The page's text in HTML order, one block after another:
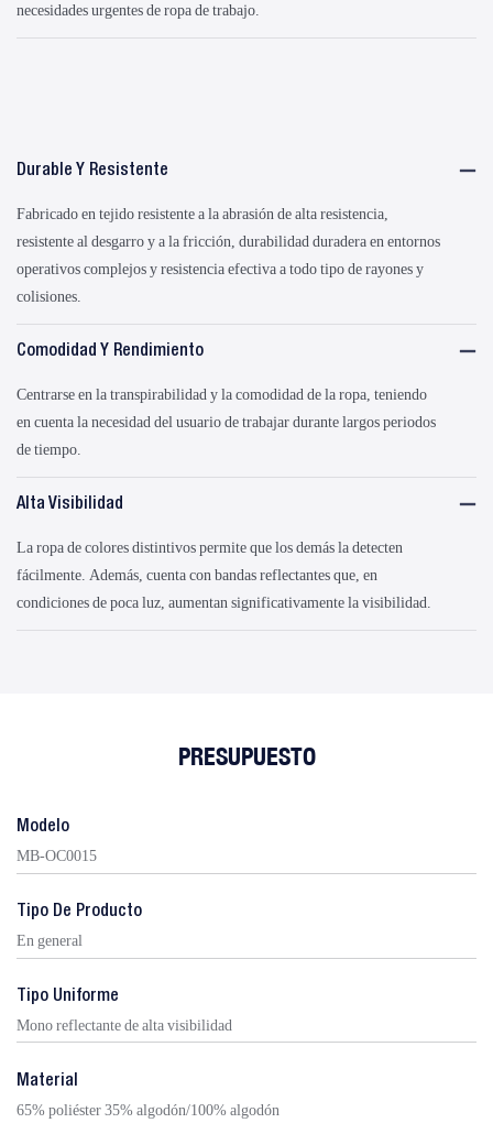
necesidades urgentes de ropa de trabajo.
Durable Y Resistente
Fabricado en tejido resistente a la abrasión de alta resistencia,
resistente al desgarro y a la fricción, durabilidad duradera en entornos
operativos complejos y resistencia efectiva a todo tipo de rayones y
colisiones.
Comodidad Y Rendimiento
Centrarse en la transpirabilidad y la comodidad de la ropa, teniendo
en cuenta la necesidad del usuario de trabajar durante largos periodos
de tiempo.
Alta Visibilidad
La ropa de colores distintivos permite que los demás la detecten
fácilmente. Además, cuenta con bandas reflectantes que, en
condiciones de poca luz, aumentan significativamente la visibilidad.
PRESUPUESTO
Modelo
MB-OC0015
Tipo De Producto
En general
Tipo Uniforme
Mono reflectante de alta visibilidad
Material
65% poliéster 35% algodón/100% algodón